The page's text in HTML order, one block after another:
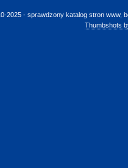
2025 - sprawdzony katalog stron www,
Thumbshots